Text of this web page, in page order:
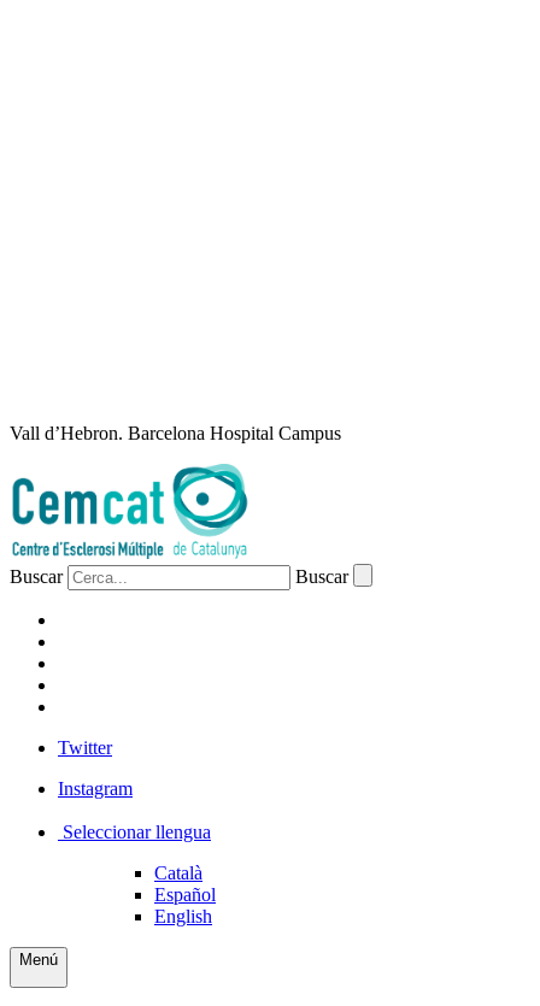
Vall d’Hebron. Barcelona Hospital Campus
Buscar Buscar
Twitter
Instagram
Seleccionar llengua
Català
Español
English
Menú